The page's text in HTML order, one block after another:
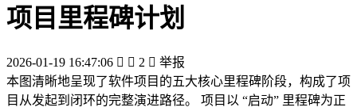
项目里程碑计划
2026-01-19 16:47:06   2  举报
本图清晰地呈现了软件项目的五大核心里程碑阶段，构成了项
目从发起到闭环的完整演进路径。 项目以 “启动” 里程碑为正